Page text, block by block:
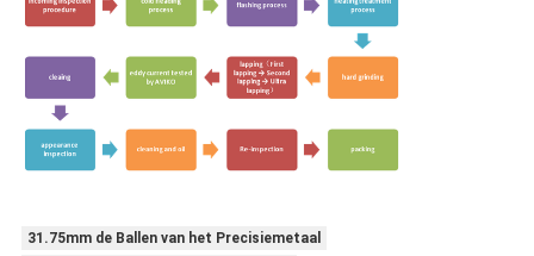
31.75mm de Ballen van het Precisiemetaal